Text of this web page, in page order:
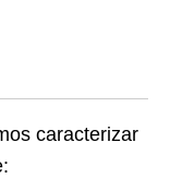
caracterizar